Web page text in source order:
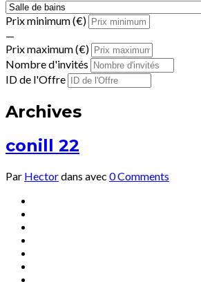
Prix minimum (€)
—
Prix maximum (€)
Nombre d'invités
ID de l'Offre
Archives
conill 22
Par Hectordans avec 0 Comments